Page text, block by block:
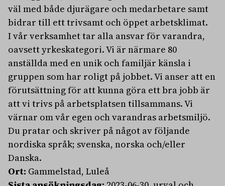
väl med både djurägare och medarbetare samt
bidrar till ett trivsamt och öppet arbetsklimat.
I vår verksamhet tar alla ansvar för varandra,
oavsett yrkeskategori. Vi är närmare 80
anställda med en unik och familjär känsla i
gruppen som har roligt på jobbet. Vi anser att en
förutsättning för att kunna göra ett bra jobb är
att vi trivs på arbetsplatsen tillsammans. Vi
värnar om vår egen och varandras arbetsmiljö.
Du pratar och skriver på något av följande
nordiska språk; svenska, norska och/eller
Danska.
Ort: Gammelstad, Luleå